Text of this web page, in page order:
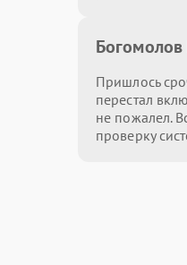
Богомолов
Пришлось
перестал
не пожалел.
проверку